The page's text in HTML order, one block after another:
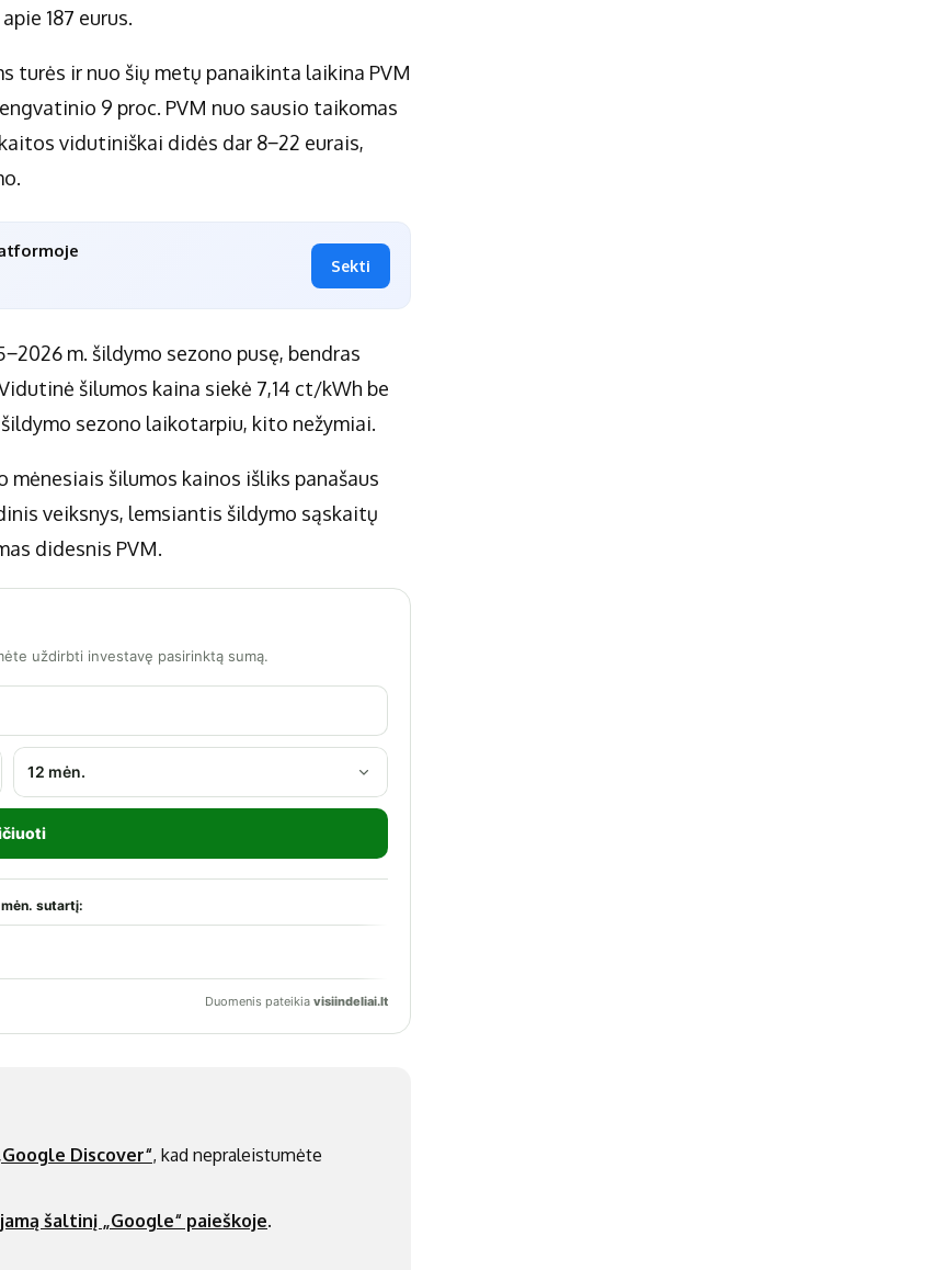
187 eurus.
turės ir nuo šių metų panaikinta laikina PVM
9 proc. PVM nuo sausio taikomas
vidutiniškai didės dar 8‒22 eurais,
Sekti
m. šildymo sezono pusę, bendras
šilumos kaina siekė 7,14 ct/kWh be
sezono laikotarpiu, kito nežymiai.
šilumos kainos išliks panašaus
veiksnys, lemsiantis šildymo sąskaitų
didesnis PVM.
Discover“, kad nepraleistumėte
šaltinį „Google“ paieškoje.